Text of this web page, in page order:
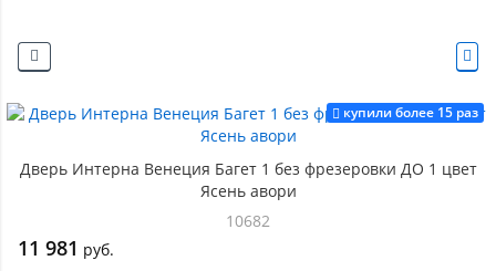
купили более 15 раз
Дверь Интерна Венеция Багет 1 без фрезеровки ДО 1 цвет
Ясень авори
10682
11 981 руб.